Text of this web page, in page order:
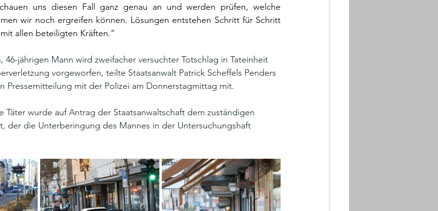
uns diesen Fall ganz genau an und werden prüfen, welche
wir noch ergreifen können. Lösungen entstehen Schritt für Schritt
allen beteiligten Kräften.“
46-jährigen Mann wird zweifacher versuchter Totschlag in Tateinheit
vorgeworfen, teilte Staatsanwalt Patrick Scheffels Penders
Pressemitteilung mit der Polizei am Donnerstagmittag mit.
Täter wurde auf Antrag der Staatsanwaltschaft dem zuständigen
der die Unterberingung des Mannes in der Untersuchungshaft